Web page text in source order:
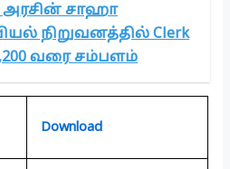
அரசின் சாஹா
நிறுவனத்தில் Clerk
வரை சம்பளம்
Download